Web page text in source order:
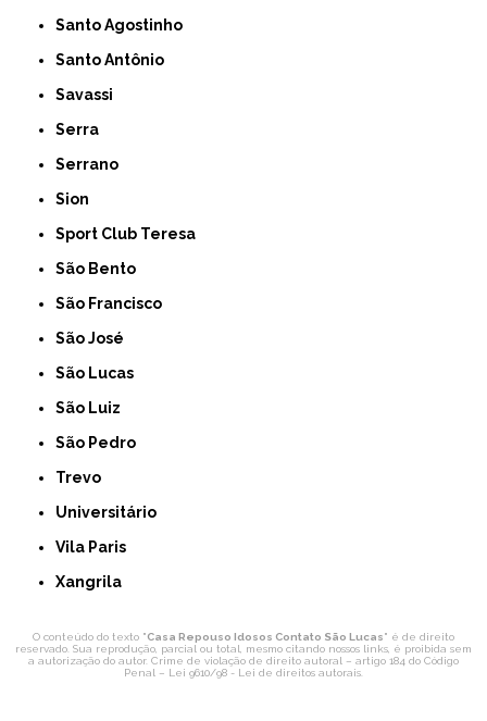
Santo Agostinho
Santo Antônio
Savassi
Serra
Serrano
Sion
Sport Club Teresa
São Bento
São Francisco
São José
São Lucas
São Luiz
São Pedro
Trevo
Universitário
Vila Paris
Xangrila
O conteúdo do texto "Casa Repouso Idosos Contato São Lucas" é de direito
reservado. Sua reprodução, parcial ou total, mesmo citando nossos links, é proibida sem
a autorização do autor. Crime de violação de direito autoral – artigo 184 do Código
Penal – Lei 9610/98 - Lei de direitos autorais